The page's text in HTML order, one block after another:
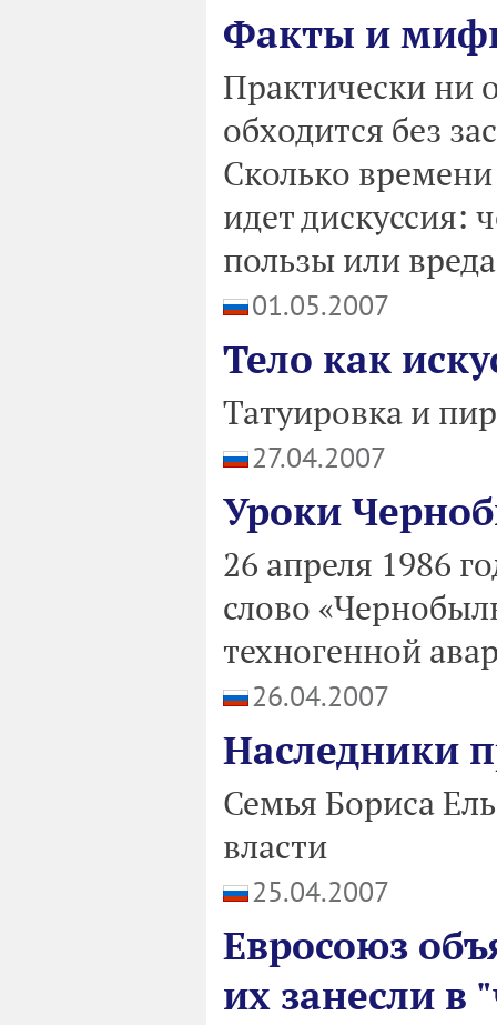
Факты и
Практически ни
обходится без
Сколько времени
идет дискуссия:
пользы или
01.05.2007
Тело как
Татуировка и
27.04.2007
Уроки
26 апреля 1986
слово
техногенной
26.04.2007
Наследники
Семья Бориса
власти
25.04.2007
Евросоюз
их занесли в